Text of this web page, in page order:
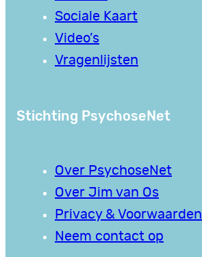
Sociale Kaart
Video’s
Vragenlijsten
Stichting PsychoseNet
Over PsychoseNet
Over Jim van Os
Privacy & Voorwaarden
Neem contact op